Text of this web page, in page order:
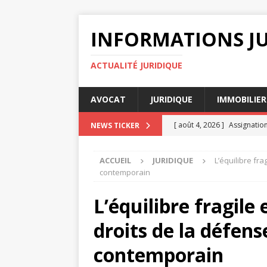
INFORMATIONS
ACTUALITÉ JURIDIQUE
AVOCAT JURIDIQUE IMMOBILIER
NEWS TICKER [ août 4, 2026 ]
[ août 3, 2026 ] Comment
[ août 4, 2026 ] Comment
JURIDIQUE
ACCUEIL JURIDIQUE
L’équilibre
contemporain
L’équilibre
droits de la
contemporain